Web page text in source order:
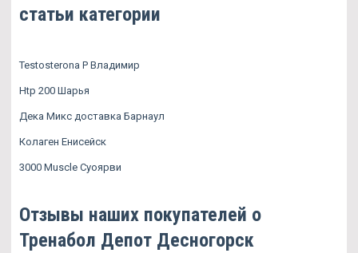
статьи категории
Testosterona P Владимир
Htp 200 Шарья
Дека Микс доставка Барнаул
Колаген Енисейск
3000 Muscle Суоярви
Отзывы наших покупателей о
Тренабол Депот Десногорск